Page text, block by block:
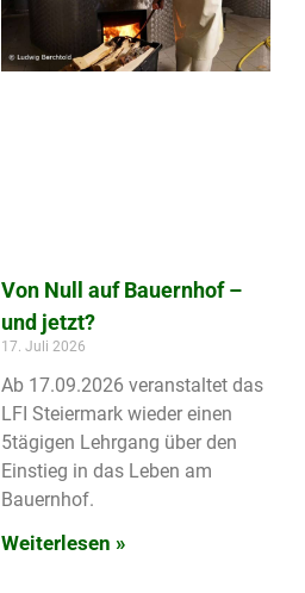
Von Null auf Bauernhof –
und jetzt?
17. Juli 2026
Ab 17.09.2026 veranstaltet das
LFI Steiermark wieder einen
5tägigen Lehrgang über den
Einstieg in das Leben am
Bauernhof.
Weiterlesen »